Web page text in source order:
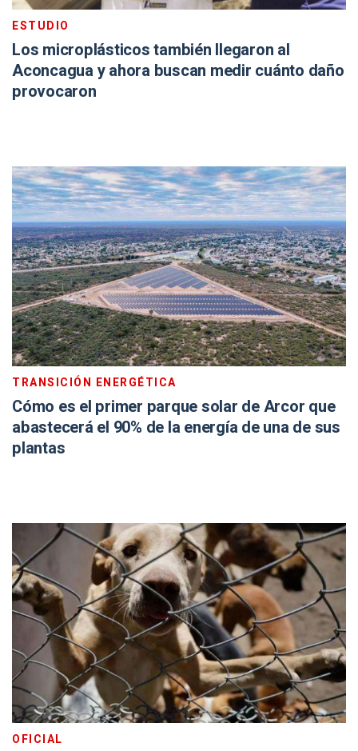
ESTUDIO
Los microplásticos también llegaron al
Aconcagua y ahora buscan medir cuánto daño
provocaron
TRANSICIÓN ENERGÉTICA
Cómo es el primer parque solar de Arcor que
abastecerá el 90% de la energía de una de sus
plantas
OFICIAL